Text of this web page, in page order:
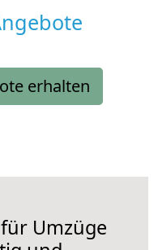
erhalten
Umzüge